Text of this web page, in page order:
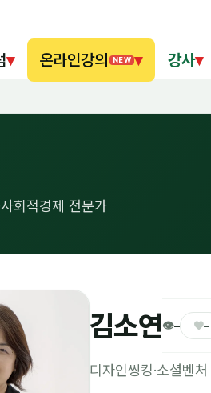
▾ 온라인강의 NEW ▾ 강사▾
회적경제 전문가
김소연👁– ♥–
디자인씽킹·소셜벤